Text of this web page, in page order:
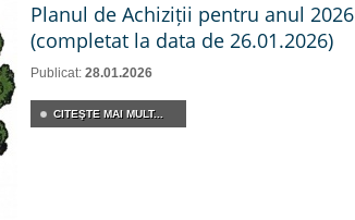
Planul de Achiziții pentru anul 2026
(completat la data de 26.01.2026)
Publicat: 28.01.2026
CITEŞTE MAI MULT...